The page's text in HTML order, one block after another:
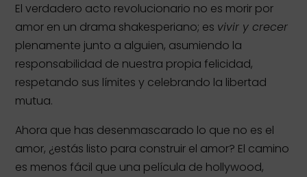
El verdadero acto revolucionario no es morir por
amor en un drama shakesperiano; es vivir y crecer
plenamente junto a alguien, asumiendo la
responsabilidad de nuestra propia felicidad,
respetando sus límites y celebrando la libertad
mutua.
Ahora que has desenmascarado lo que no es el
amor, ¿estás listo para construir el amor? El camino
es menos fácil que una película de hollywood,